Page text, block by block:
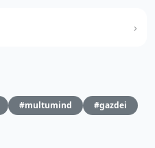
#multumind
#gazdei